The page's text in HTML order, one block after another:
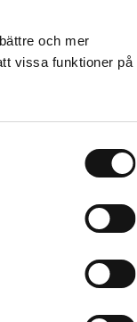
och mer
vissa funktioner på